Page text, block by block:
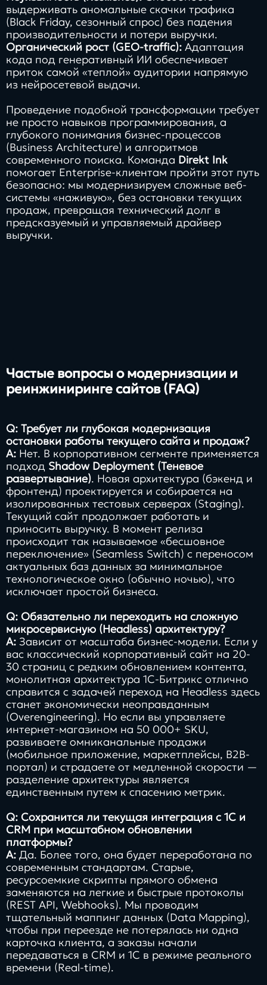
выдерживать аномальные скачки трафика
(Black Friday, сезонный спрос) без падения
производительности и потери выручки.
Органический рост (GEO-traffic): Адаптация
кода под генеративный ИИ обеспечивает
приток самой «теплой» аудитории напрямую
из нейросетевой выдачи.
Проведение подобной трансформации требует
не просто навыков программирования, а
глубокого понимания бизнес-процессов
(Business Architecture) и алгоритмов
современного поиска. Команда Direkt Ink
помогает Enterprise-клиентам пройти этот путь
безопасно: мы модернизируем сложные веб-
системы «наживую», без остановки текущих
продаж, превращая технический долг в
предсказуемый и управляемый драйвер
выручки.
Частые вопросы о модернизации и
реинжиниринге сайтов (FAQ)
Q: Требует ли глубокая модернизация
остановки работы текущего сайта и продаж?
A: Нет. В корпоративном сегменте применяется
подход Shadow Deployment (Теневое
развертывание). Новая архитектура (бэкенд и
фронтенд) проектируется и собирается на
изолированных тестовых серверах (Staging).
Текущий сайт продолжает работать и
приносить выручку. В момент релиза
происходит так называемое «бесшовное
переключение» (Seamless Switch) с переносом
актуальных баз данных за минимальное
технологическое окно (обычно ночью), что
исключает простой бизнеса.
Q: Обязательно ли переходить на сложную
микросервисную (Headless) архитектуру?
A: Зависит от масштаба бизнес-модели. Если у
вас классический корпоративный сайт на 20-
30 страниц с редким обновлением контента,
монолитная архитектура 1С-Битрикс отлично
справится с задачей переход на Headless здесь
станет экономически неоправданным
(Overengineering). Но если вы управляете
интернет-магазином на 50 000+ SKU,
развиваете омниканальные продажи
(мобильное приложение, маркетплейсы, B2B-
портал) и страдаете от медленной скорости —
разделение архитектуры является
единственным путем к спасению метрик.
Q: Сохранится ли текущая интеграция с 1С и
CRM при масштабном обновлении
платформы?
A: Да. Более того, она будет переработана по
современным стандартам. Старые,
ресурсоемкие скрипты прямого обмена
заменяются на легкие и быстрые протоколы
(REST API, Webhooks). Мы проводим
тщательный маппинг данных (Data Mapping),
чтобы при переезде не потерялась ни одна
карточка клиента, а заказы начали
передаваться в CRM и 1С в режиме реального
времени (Real-time).